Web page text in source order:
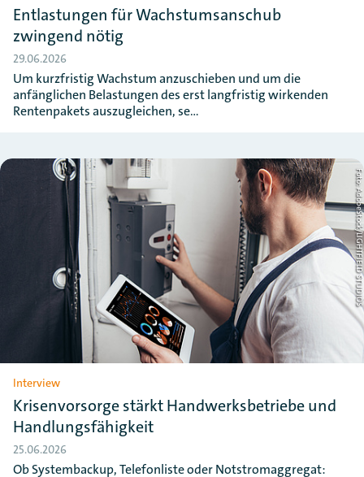
Entlastungen für Wachstumsanschub
zwingend nötig
29.06.2026
Um kurzfristig Wachstum anzuschieben und um die
anfänglichen Belastungen des erst langfristig wirkenden
Rentenpakets auszugleichen, se…
Foto: AdobeStock/LIGHTFIELD STUDIOS
Interview
Krisenvorsorge stärkt Handwerksbetriebe und
Handlungsfähigkeit
25.06.2026
Ob Systembackup, Telefonliste oder Notstromaggregat: